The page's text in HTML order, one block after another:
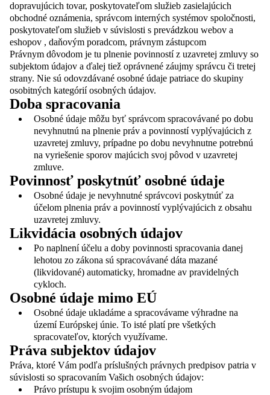
dopravujúcich tovar, poskytovateľom služieb zasielajúcich
obchodné oznámenia, správcom interných systémov spoločnosti,
poskytovateľom služieb v súvislosti s prevádzkou webov a
eshopov , daňovým poradcom, právnym zástupcom
Právnym dôvodom je tu plnenie povinností z uzavretej zmluvy so
subjektom údajov a ďalej tiež oprávnené záujmy správcu či tretej
strany. Nie sú odovzdávané osobné údaje patriace do skupiny
osobitných kategórií osobných údajov.
Doba spracovania
Osobné údaje môžu byť správcom spracovávané po dobu
nevyhnutnú na plnenie práv a povinností vyplývajúcich z
uzavretej zmluvy, prípadne po dobu nevyhnutne potrebnú
na vyriešenie sporov majúcich svoj pôvod v uzavretej
zmluve.
Povinnosť poskytnúť osobné údaje
Osobné údaje je nevyhnutné správcovi poskytnúť za
účelom plnenia práv a povinností vyplývajúcich z obsahu
uzavretej zmluvy.
Likvidácia osobných údajov
Po naplnení účelu a doby povinnosti spracovania danej
lehotou zo zákona sú spracovávané dáta mazané
(likvidované) automaticky, hromadne av pravidelných
cykloch.
Osobné údaje mimo EÚ
Osobné údaje ukladáme a spracovávame výhradne na
území Európskej únie. To isté platí pre všetkých
spracovateľov, ktorých využívame.
Práva subjektov údajov
Práva, ktoré Vám podľa príslušných právnych predpisov patria v
súvislosti so spracovaním Vašich osobných údajov:
Právo prístupu k svojim osobným údajom